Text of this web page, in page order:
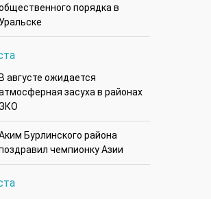
порядка в
Уральске
В августе ожидается
засуха в районах
Бурлинского района
чемпионку Азии